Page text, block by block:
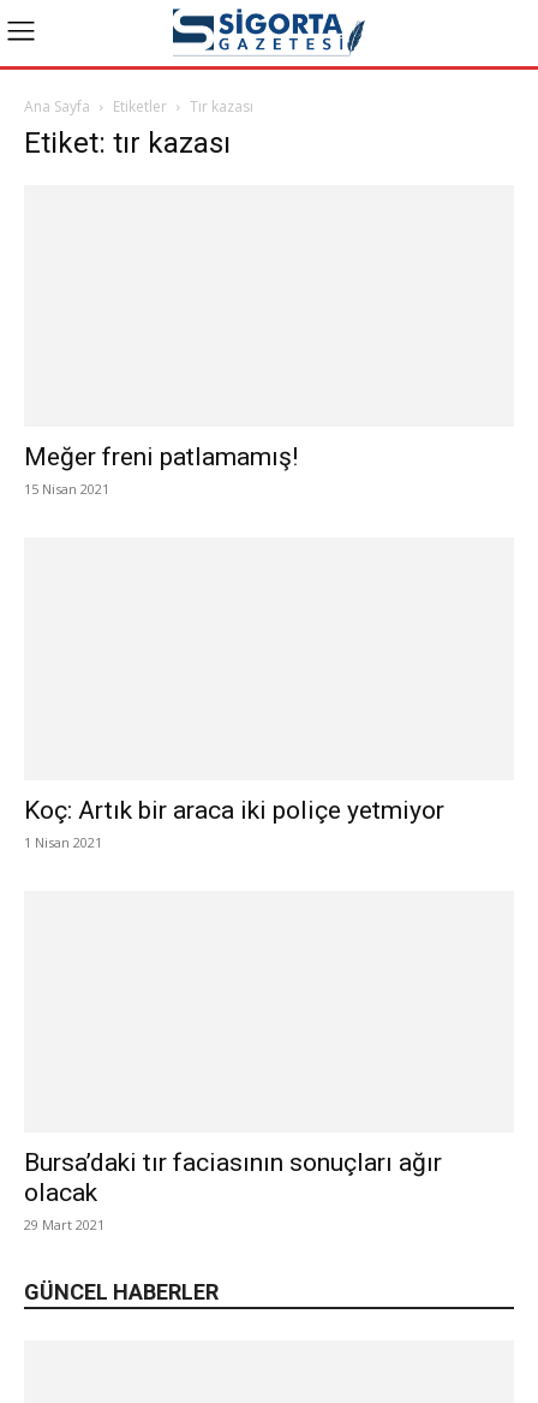
Ana Sayfa Etiketler Tır kazası
Etiket: tır kazası
Meğer freni patlamamış!
15 Nisan 2021
Koç: Artık bir araca iki poliçe yetmiyor
1 Nisan 2021
Bursa’daki tır faciasının sonuçları ağır
olacak
29 Mart 2021
GÜNCEL HABERLER